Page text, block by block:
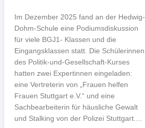
Im Dezember 2025 fand an der Hedwig-
Dohm-Schule eine Podiumsdiskussion
für viele BGJ1- Klassen und die
Eingangsklassen statt. Die Schülerinnen
des Politik-und-Gesellschaft-Kurses
hatten zwei Expertinnen eingeladen:
eine Vertreterin von „Frauen helfen
Frauen Stuttgart e.V.“ und eine
Sachbearbeiterin für häusliche Gewalt
und Stalking von der Polizei Stuttgart....